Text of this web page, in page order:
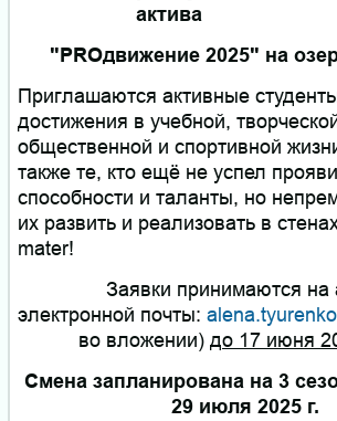
актива
"PROдвижение 2025" на
Приглашаются активные
достижения в учебной,
общественной и спортивной
также те, кто ещё не успел
способности и таланты, но
их развить и реализовать в
mater!
Заявки принимаются на
электронной почты:
во вложении) до 17 июня
Смена запланирована на 3
29 июля 2025 г.